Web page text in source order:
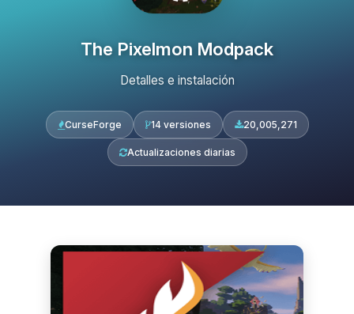
The Pixelmon Modpack
Detalles e instalación
CurseForge 14 versiones 20,005,271
Actualizaciones diarias